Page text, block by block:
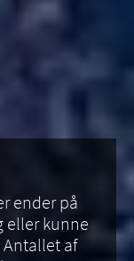
ender på
eller kunne
af